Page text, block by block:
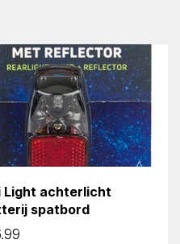
Light achterlicht
spatbord